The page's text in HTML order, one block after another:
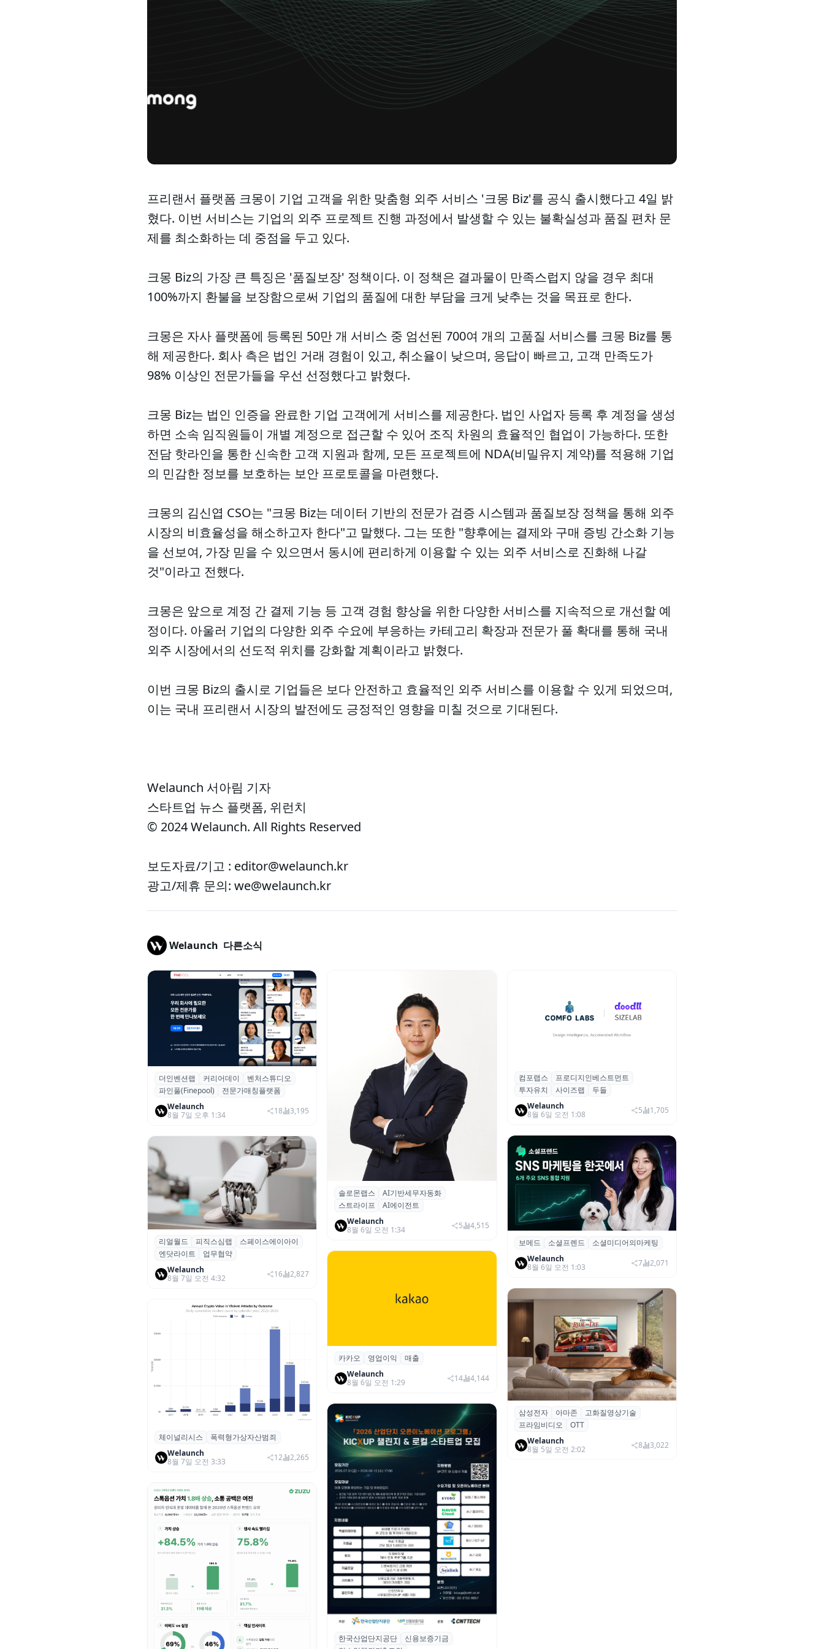
프리랜서 플랫폼 크몽이 기업 고객을 위한 맞춤형 외주 서비스 '크몽 Biz'를 공식 출시했다고 4일 밝
혔다. 이번 서비스는 기업의 외주 프로젝트 진행 과정에서 발생할 수 있는 불확실성과 품질 편차 문
제를 최소화하는 데 중점을 두고 있다.
크몽 Biz의 가장 큰 특징은 '품질보장' 정책이다. 이 정책은 결과물이 만족스럽지 않을 경우 최대
100%까지 환불을 보장함으로써 기업의 품질에 대한 부담을 크게 낮추는 것을 목표로 한다.
크몽은 자사 플랫폼에 등록된 50만 개 서비스 중 엄선된 700여 개의 고품질 서비스를 크몽 Biz를 통
해 제공한다. 회사 측은 법인 거래 경험이 있고, 취소율이 낮으며, 응답이 빠르고, 고객 만족도가
98% 이상인 전문가들을 우선 선정했다고 밝혔다.
크몽 Biz는 법인 인증을 완료한 기업 고객에게 서비스를 제공한다. 법인 사업자 등록 후 계정을 생성
하면 소속 임직원들이 개별 계정으로 접근할 수 있어 조직 차원의 효율적인 협업이 가능하다. 또한
전담 핫라인을 통한 신속한 고객 지원과 함께, 모든 프로젝트에 NDA(비밀유지 계약)를 적용해 기업
의 민감한 정보를 보호하는 보안 프로토콜을 마련했다.
크몽의 김신엽 CSO는 "크몽 Biz는 데이터 기반의 전문가 검증 시스템과 품질보장 정책을 통해 외주
시장의 비효율성을 해소하고자 한다"고 말했다. 그는 또한 "향후에는 결제와 구매 증빙 간소화 기능
을 선보여, 가장 믿을 수 있으면서 동시에 편리하게 이용할 수 있는 외주 서비스로 진화해 나갈
것"이라고 전했다.
크몽은 앞으로 계정 간 결제 기능 등 고객 경험 향상을 위한 다양한 서비스를 지속적으로 개선할 예
정이다. 아울러 기업의 다양한 외주 수요에 부응하는 카테고리 확장과 전문가 풀 확대를 통해 국내
외주 시장에서의 선도적 위치를 강화할 계획이라고 밝혔다.
이번 크몽 Biz의 출시로 기업들은 보다 안전하고 효율적인 외주 서비스를 이용할 수 있게 되었으며,
이는 국내 프리랜서 시장의 발전에도 긍정적인 영향을 미칠 것으로 기대된다.
Welaunch 서아림 기자
스타트업 뉴스 플랫폼, 위런치
© 2024 Welaunch. All Rights Reserved
보도자료/기고 : editor@welaunch.kr
광고/제휴 문의: we@welaunch.kr
Welaunch 다른소식
더인벤션랩·커리어데이, 스타트업 전문
가 매칭 플랫폼 ‘파인풀’ 출시
더인벤션랩 커리어데이
벤처스튜디오
파인풀(Finepool)
전문가매칭플랫폼
Welaunch
8월 7일 오후 1:34
18 3,195
리얼월드, 로봇테크 스타트업 3곳과 손
잡고 휴머노이드 표준 만든다
리얼월드 피직스심랩
스페이스에이아이
엔닷라이트
업무협약
Welaunch
8월 7일 오전 4:32
16 2,827
체이널리시스 “가상자산 보유자 대상 폭
력 범죄 증가…상반기 탈취액 3000만 달
러 돌파
체이널리시스
폭력형가상자산범죄
Welaunch
8월 7일 오전 3:33
12 2,265
솔로몬랩스, 스트라이프 출신 이창헌 영
입…절세 전략 AI 에이전트 개발 본격화
솔로몬랩스
AI기반세무자동화
스트라이프
AI에이전트
Welaunch
8월 6일 오전 1:34
5 4,515
카카오, 2026년 2분기 매출 2조985억·영
업이익 2770억…역대 분기 최대
카카오 영업이익
매출
Welaunch
8월 6일 오전 1:29
14 4,144
산단공·신보, 2026 ‘킥스업 챌린지&로컬’
한국산업단지공단
신용보증기금
컴포랩스, 프로디지인베스트먼트로부터
시드 투자 유치
컴포랩스
프로디지인베스트먼트
투자유치
사이즈랩
두들
Welaunch
8월 6일 오전 1:08
5 1,705
보메드 ‘소셜프렌드’, 유튜브·인스타 등 6
개 SNS 마케팅 통합 지원
보메드 소셜프렌드
소셜미디어의마케팅
Welaunch
8월 6일 오전 1:03
7 2,071
삼성전자·아마존, 프라임 비디오에
‘HDR10+ 어드밴스드’ 적용
삼성전자 아마존
고화질영상기술
프라임비디오
OTT
Welaunch
8월 5일 오전 2:02
8 3,022